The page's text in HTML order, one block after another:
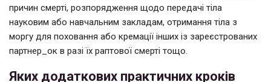
причин смерті, розпорядження щодо передачі тіла
науковим або навчальним закладам, отримання тіла з
моргу для поховання або кремації інших із зареєстрованих
партнер_ок в разі їх раптової смерті тощо.
Яких додаткових практичних кроків